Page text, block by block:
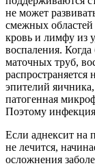
не может
смежных
кровь и лимфу из
воспаления.
маточных труб,
эпителий
патогенная
Поэтому инфекция
Если аднексит на
не лечится,
осложнения